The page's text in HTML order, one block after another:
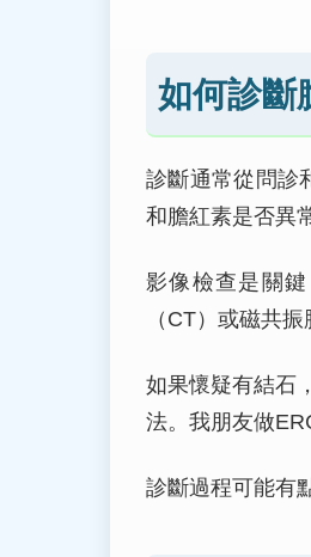
如何診斷
診斷通常從問診
和膽紅素是否異
影像檢查是關
（CT）或磁共
如果懷疑有結石
法。我朋友做
診斷過程可能有